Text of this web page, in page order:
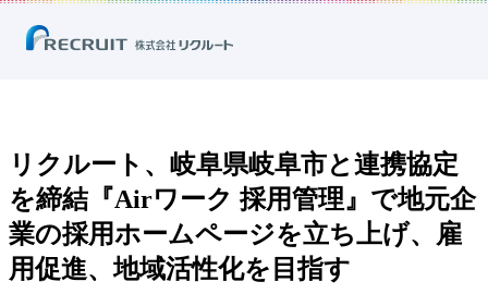
リクルート、岐阜県岐阜市と連携協定を締結『Airワーク 採用管理』で地
リクルート、岐阜県岐阜市と連携協定
を締結『Airワーク 採用管理』で地元企
業の採用ホームページを立ち上げ、雇
用促進、地域活性化を目指す